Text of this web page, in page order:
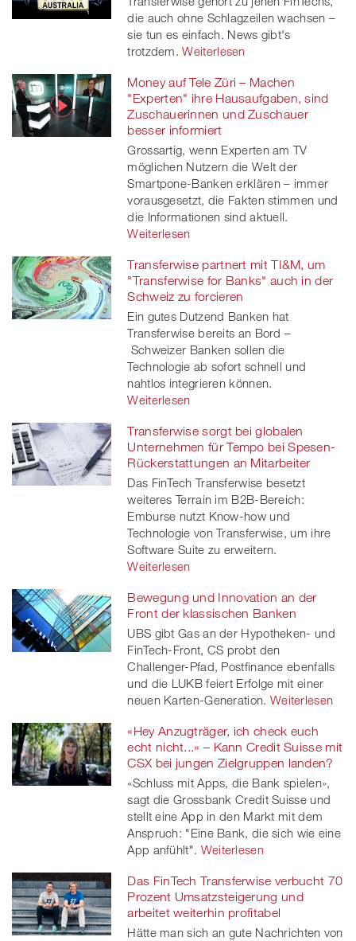
die auch ohne Schlagzeilen wachsen –
sie tun es einfach. News gibt's
trotzdem. Weiterlesen
Money auf Tele Züri – Machen
"Experten" ihre Hausaufgaben, sind
Zuschauerinnen und Zuschauer
besser informiert
Grossartig, wenn Experten am TV
möglichen Nutzern die Welt der
Smartpone-Banken erklären – immer
vorausgesetzt, die Fakten stimmen und
die Informationen sind aktuell.
Weiterlesen
Transferwise partnert mit TI&M, um
"Transferwise for Banks" auch in der
Schweiz zu forcieren
Ein gutes Dutzend Banken hat
Transferwise bereits an Bord –
Schweizer Banken sollen die
Technologie ab sofort schnell und
nahtlos integrieren können.
Weiterlesen
Transferwise sorgt bei globalen
Unternehmen für Tempo bei Spesen-
Rückerstattungen an Mitarbeiter
Das FinTech Transferwise besetzt
weiteres Terrain im B2B-Bereich:
Emburse nutzt Know-how und
Technologie von Transferwise, um ihre
Software Suite zu erweitern.
Weiterlesen
Bewegung und Innovation an der
Front der klassischen Banken
UBS gibt Gas an der Hypotheken- und
FinTech-Front, CS probt den
Challenger-Pfad, Postfinance ebenfalls
und die LUKB feiert Erfolge mit einer
neuen Karten-Generation. Weiterlesen
«Hey Anzugträger, ich check euch
echt nicht...» – Kann Credit Suisse mit
CSX bei jungen Zielgruppen landen?
«Schluss mit Apps, die Bank spielen»,
sagt die Grossbank Credit Suisse und
stellt eine App in den Markt mit dem
Anspruch: "Eine Bank, die sich wie eine
App anfühlt". Weiterlesen
Das FinTech Transferwise verbucht 70
Prozent Umsatzsteigerung und
arbeitet weiterhin profitabel
Hätte man sich an gute Nachrichten von